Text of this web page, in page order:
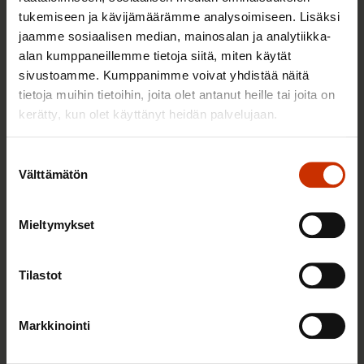
tukemiseen ja kävijämäärämme analysoimiseen. Lisäksi
jaamme sosiaalisen median, mainosalan ja analytiikka-
alan kumppaneillemme tietoja siitä, miten käytät
sivustoamme. Kumppanimme voivat yhdistää näitä
tietoja muihin tietoihin, joita olet antanut heille tai joita on
kerätty, kun olet käyttänyt heidän palvelujaan.
valinta
Välttämätön
Mieltymykset
Tilastot
Markkinointi
Anna Lindgren aloittaa SAK:ssa
viestinnän asiantuntijana: ”Sosiaalinen
media on täynnä mahdollisuuksia”
10.10.2022 Uutiset
Haemme uutta työkaveria – onko
24.7.2022
koskevasta mietinnöstä